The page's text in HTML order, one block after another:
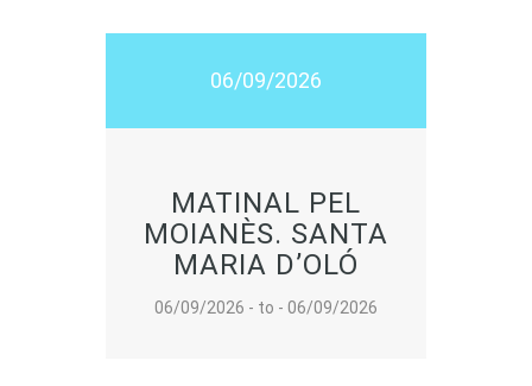
06/09/2026
MATINAL PEL
MOIANÈS. SANTA
MARIA D’OLÓ
06/09/2026 - to - 06/09/2026